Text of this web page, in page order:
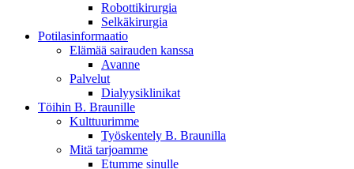
Aesculap Academy
Robottikirurgia
Selkäkirurgia
Potilasinformaatio
Elämää sairauden kanssa
Avanne
Palvelut
Dialyysiklinikat
Töihin B. Braunille
Kulttuurimme
Työskentely B. Braunilla
Mitä tarjoamme
Etumme sinulle